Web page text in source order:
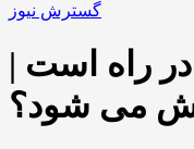
گسترش نیوز
در راه است |
می شود؟